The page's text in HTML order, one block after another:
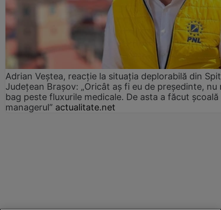
Adrian Veștea, reacție la situația deplorabilă din
Județean Brașov: „Oricât aș fi eu de președinte, nu
bag peste fluxurile medicale. De asta a făcut școală
managerul” actualitate.net